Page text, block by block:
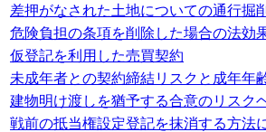
差押がなされた土地についての通行掘
危険負担の条項を削除した場合の法効
仮登記を利用した売買契約
未成年者との契約締結リスクと成年年
建物明け渡しを猶予する合意のリスク
戦前の抵当権設定登記を抹消する方法